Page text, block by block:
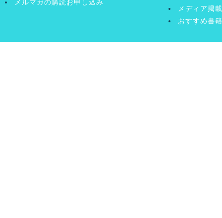
メルマガの購読お申し込み
メディア掲
おすすめ書